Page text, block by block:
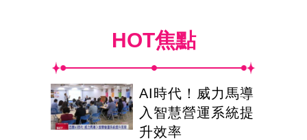
HOT焦點
AI時代！威力馬導
入智慧營運系統提
升效率